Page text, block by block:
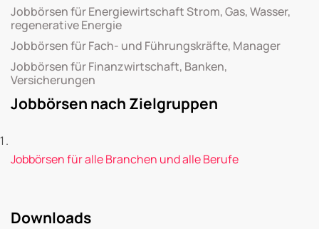
Jobbörsen für Energiewirtschaft Strom, Gas, Wasser,
regenerative Energie
Jobbörsen für Fach- und Führungskräfte, Manager
Jobbörsen für Finanzwirtschaft, Banken,
Versicherungen
Jobbörsen nach Zielgruppen
Jobbörsen für alle Branchen und alle Berufe
Downloads